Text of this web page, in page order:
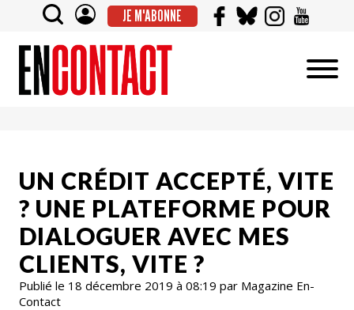
JE M'ABONNE
UN CRÉDIT ACCEPTÉ, VITE
? UNE PLATEFORME POUR
DIALOGUER AVEC MES
CLIENTS, VITE ?
Publié le 18 décembre 2019 à 08:19 par Magazine En-
Contact